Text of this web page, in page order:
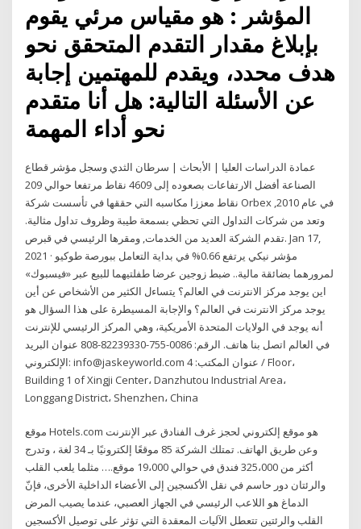
المؤشر : هو مقياس مرئي يقوم
بإبلاغ مقدار التقدم المتحقق نحو
هدف محدد، ويقدم للمهتمين إجابة
عن الأسئلة التالية: هل أنا متقدم
عمادة الدراسات العليا | الأبحاث | سرطان الثدي وسجل مؤشر قطاع
الصناعة أفضل الارتفاعات بصعوده إلى 4609 نقاط مرتفعا حوالي 209
نقاط معززا مكاسبه التي حققها في تأسست شركة Orbex في عام 2010,
وتعد من شركات التداول التي تحظي بسمعة طيبة وظروف تداول مثالية.
تقدم الشركة العديد من الخدمات, ومقرها الرئيسي في قبرص. Jan 17,
2021 · مؤشر نيكي يرتفع 0.66% في بداية التعامل ببورصة طوكيو
لمرورهما بضائقة مالية.. ضبط زوجين عرضا طفلتيهما للبيع عبر «فيسبوك»
اين يوجد مركز الانترنت في العالم؟ يتساءل الكثير من الأشخاص عن أين
يوجد مركز الانترنت في العالم؟ والإجابة المسيطرة على هذا السؤال هو
أنه يوجد في الولايات المتحدة الأمريكية، وهي المركز الرئيسي للإنترنت
في العالم اتصل بنا هاتف. الرقم: 0086-755-82239330-808 عنوان البريد
الإلكتروني: info@jaskeyworld.com عنوان المكتب: 4 / Floor،
Building 1 of Xingji Center، Danzhutou Industrial Area،
Longgang District، Shenzhen، China
موقع Hotels.com هو موقع إلكتروني لحجز غرف الفنادق عبر الإنترنت
وعن طريق الهاتف. تمتلك الشركة 85 موقعًا إلكترونيًا بـ 34 لغة ، وتدرج
أكثر من 325،000 فندق في حوالي 19،000 موقع.… مثلما يلعب القلب
والرئتان دور حاسم في نقل الأكسجين إلى الأعضاء الداخلية الأخرى، فإنّ
الدماغ هو اللاعب الرئيسي في الجهاز العصبي، عندما يصيب المرض
القلب والرئتين تتعطل الآليات المعقدة التي تؤثر على توصيل الأكسجين